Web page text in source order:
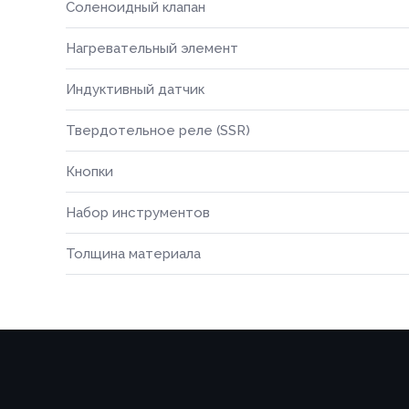
Соленоидный клапан
Нагревательный элемент
Индуктивный датчик
Твердотельное реле (SSR)
Кнопки
Набор инструментов
Толщина материала
Номер